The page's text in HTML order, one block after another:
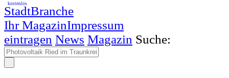
StadtBranche
Ihr MagazinImpressum
kostenlos
eintragen News Magazin Suche: